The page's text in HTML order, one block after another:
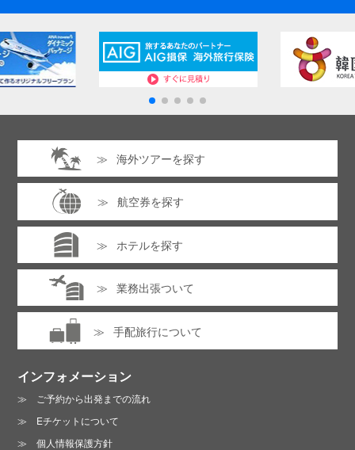
海外ツアーを探す
航空券を探す
ホテルを探す
業務出張ついて
手配旅行について
インフォメーション
ご予約から出発までの流れ
Eチケットについて
個人情報保護方針